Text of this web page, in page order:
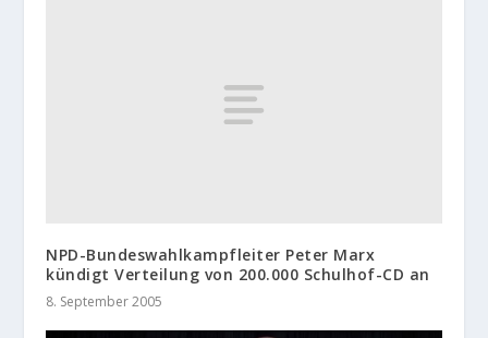
NPD-Bundeswahlkampfleiter Peter Marx
kündigt Verteilung von 200.000 Schulhof-CD an
8. September 2005